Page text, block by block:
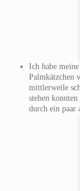
Ich habe
Palmkätzchen
mittlerweile
stehen
durch ein paar